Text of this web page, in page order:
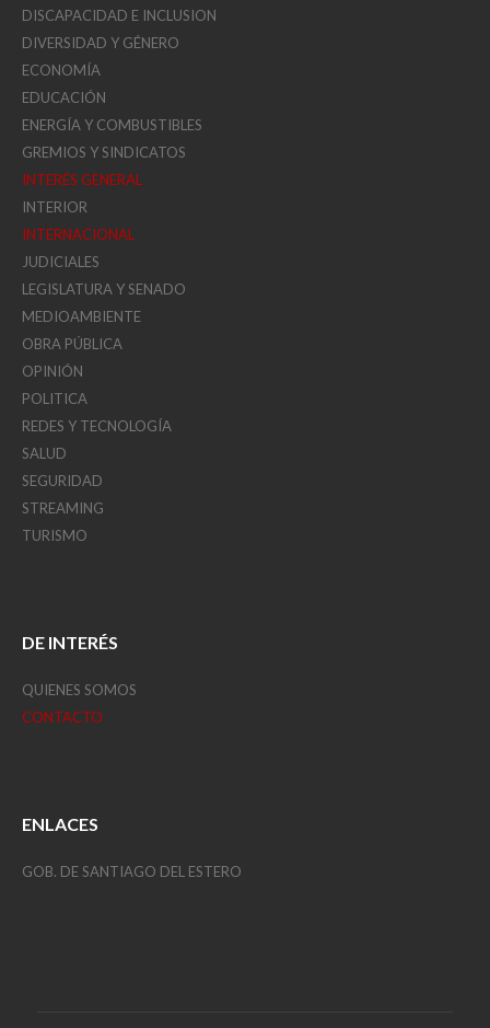
DISCAPACIDAD E INCLUSION
DIVERSIDAD Y GÉNERO
ECONOMÍA
EDUCACIÓN
ENERGÍA Y COMBUSTIBLES
GREMIOS Y SINDICATOS
INTERÉS GENERAL
INTERIOR
INTERNACIONAL
JUDICIALES
LEGISLATURA Y SENADO
MEDIOAMBIENTE
OBRA PÚBLICA
OPINIÓN
POLITICA
REDES Y TECNOLOGÍA
SALUD
SEGURIDAD
STREAMING
TURISMO
DE INTERÉS
QUIENES SOMOS
CONTACTO
ENLACES
GOB. DE SANTIAGO DEL ESTERO